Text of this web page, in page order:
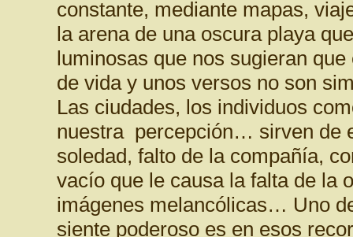
constante, mediante mapas,
la arena de una oscura playa
luminosas que nos sugieran
de vida y unos versos no son
Las ciudades, los individuos
nuestra percepción… sirven de
soledad, falto de la compañía,
vacío que le causa la falta de la
imágenes melancólicas… Uno
siente poderoso es en esos